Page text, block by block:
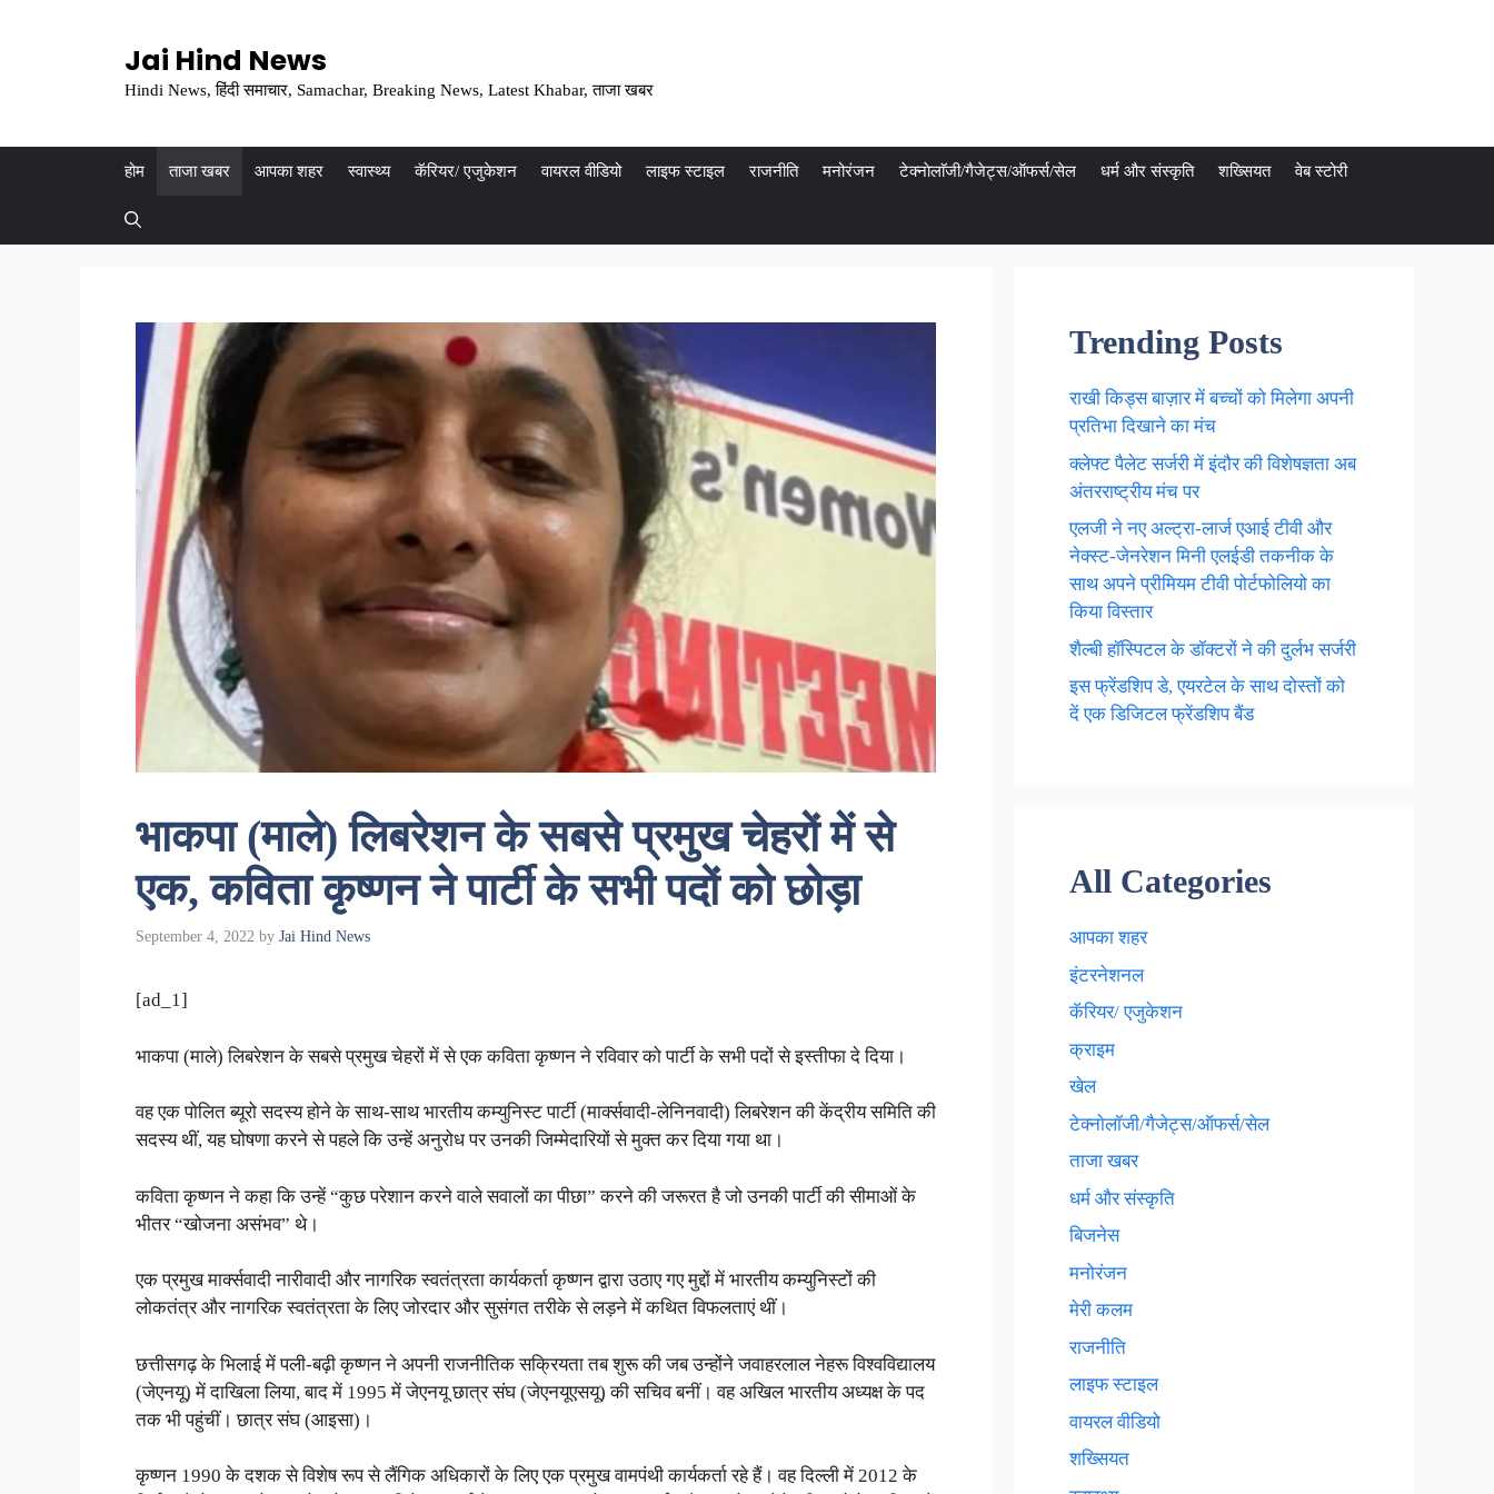
Jai Hind News
Hindi News, हिंदी समाचार, Samachar, Breaking News, Latest Khabar, ताजा खबर
होम ताजा खबर आपका शहर स्वास्थ्य कॅरियर/ एजुकेशन वायरल वीडियो लाइफ स्टाइल राजनीति मनोरंजन टेक्नाेलाॅजी/गैजेट्स/ऑफर्स/सेल धर्म और संस्कृति शख्सियत वेब स्टोरी
भाकपा (माले) लिबरेशन के सबसे प्रमुख चेहरों में से
एक, कविता कृष्णन ने पार्टी के सभी पदों को छोड़ा
September 4, 2022 by Jai Hind News
[ad_1]
भाकपा (माले) लिबरेशन के सबसे प्रमुख चेहरों में से एक कविता कृष्णन ने रविवार को पार्टी के सभी पदों से इस्तीफा दे दिया।
वह एक पोलित ब्यूरो सदस्य होने के साथ-साथ भारतीय कम्युनिस्ट पार्टी (मार्क्सवादी-लेनिनवादी) लिबरेशन की केंद्रीय समिति की
सदस्य थीं, यह घोषणा करने से पहले कि उन्हें अनुरोध पर उनकी जिम्मेदारियों से मुक्त कर दिया गया था।
कविता कृष्णन ने कहा कि उन्हें “कुछ परेशान करने वाले सवालों का पीछा” करने की जरूरत है जो उनकी पार्टी की सीमाओं के
भीतर “खोजना असंभव” थे।
एक प्रमुख मार्क्सवादी नारीवादी और नागरिक स्वतंत्रता कार्यकर्ता कृष्णन द्वारा उठाए गए मुद्दों में भारतीय कम्युनिस्टों की
लोकतंत्र और नागरिक स्वतंत्रता के लिए जोरदार और सुसंगत तरीके से लड़ने में कथित विफलताएं थीं।
छत्तीसगढ़ के भिलाई में पली-बढ़ी कृष्णन ने अपनी राजनीतिक सक्रियता तब शुरू की जब उन्होंने जवाहरलाल नेहरू विश्वविद्यालय
(जेएनयू) में दाखिला लिया, बाद में 1995 में जेएनयू छात्र संघ (जेएनयूएसयू) की सचिव बनीं। वह अखिल भारतीय अध्यक्ष के पद
तक भी पहुंचीं। छात्र संघ (आइसा)।
कृष्णन 1990 के दशक से विशेष रूप से लैंगिक अधिकारों के लिए एक प्रमुख वामपंथी कार्यकर्ता रहे हैं। वह दिल्ली में 2012 के
Trending Posts
राखी किड्स बाज़ार में बच्चों को मिलेगा अपनी
प्रतिभा दिखाने का मंच
क्लेफ्ट पैलेट सर्जरी में इंदौर की विशेषज्ञता अब
अंतरराष्ट्रीय मंच पर
एलजी ने नए अल्ट्रा-लार्ज एआई टीवी और
नेक्स्ट-जेनरेशन मिनी एलईडी तकनीक के
साथ अपने प्रीमियम टीवी पोर्टफोलियो का
किया विस्तार
शैल्बी हॉस्पिटल के डॉक्टरों ने की दुर्लभ सर्जरी
इस फ्रेंडशिप डे, एयरटेल के साथ दोस्तों को
दें एक डिजिटल फ्रेंडशिप बैंड
All Categories
आपका शहर
इंटरनेशनल
कॅरियर/ एजुकेशन
क्राइम
खेल
टेक्नाेलाॅजी/गैजेट्स/ऑफर्स/सेल
ताजा खबर
धर्म और संस्कृति
बिजनेस
मनोरंजन
मेरी कलम
राजनीति
लाइफ स्टाइल
वायरल वीडियो
शख्सियत